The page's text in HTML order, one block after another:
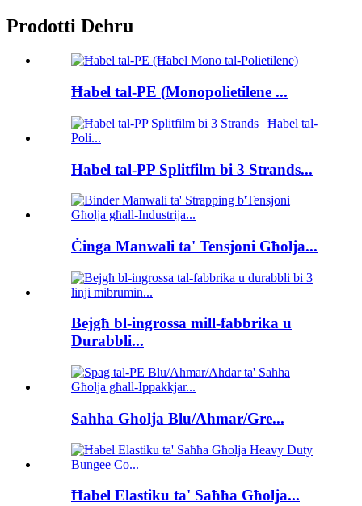
Prodotti Dehru
Ħabel tal-PE (Monopolietilene ...
Ħabel tal-PP Splitfilm bi 3 Strands...
Ċinga Manwali ta' Tensjoni Għolja...
Bejgħ bl-ingrossa mill-fabbrika u
Durabbli...
Saħħa Għolja Blu/Aħmar/Gre...
Ħabel Elastiku ta' Saħħa Għolja...